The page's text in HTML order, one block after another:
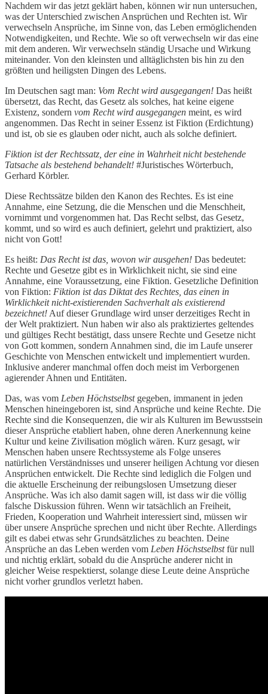
Nachdem wir das jetzt geklärt haben, können wir nun untersuchen,
was der Unterschied zwischen Ansprüchen und Rechten ist. Wir
verwechseln Ansprüche, im Sinne von, das Leben ermöglichenden
Notwendigkeiten, und Rechte. Wie so oft verwechseln wir das eine
mit dem anderen. Wir verwechseln ständig Ursache und Wirkung
miteinander. Von den kleinsten und alltäglichsten bis hin zu den
größten und heiligsten Dingen des Lebens.
Im Deutschen sagt man: Vom Recht wird ausgegangen! Das heißt
übersetzt, das Recht, das Gesetz als solches, hat keine eigene
Existenz, sondern vom Recht wird ausgegangen meint, es wird
angenommen. Das Recht in seiner Essenz ist Fiktion (Erdichtung)
und ist, ob sie es glauben oder nicht, auch als solche definiert.
Fiktion ist der Rechtssatz, der eine in Wahrheit nicht bestehende
Tatsache als bestehend behandelt! #Juristisches Wörterbuch,
Gerhard Körbler.
Diese Rechtssätze bilden den Kanon des Rechtes. Es ist eine
Annahme, eine Setzung, die die Menschen und die Menschheit,
vornimmt und vorgenommen hat. Das Recht selbst, das Gesetz,
kommt, und so wird es auch definiert, gelehrt und praktiziert, also
nicht von Gott!
Es heißt: Das Recht ist das, wovon wir ausgehen! Das bedeutet:
Rechte und Gesetze gibt es in Wirklichkeit nicht, sie sind eine
Annahme, eine Voraussetzung, eine Fiktion. Gesetzliche Definition
von Fiktion: Fiktion ist das Diktat des Rechtes, das einen in
Wirklichkeit nicht-existierenden Sachverhalt als existierend
bezeichnet! Auf dieser Grundlage wird unser derzeitiges Recht in
der Welt praktiziert. Nun haben wir also als praktiziertes geltendes
und gültiges Recht bestätigt, dass unsere Rechte und Gesetze nicht
von Gott kommen, sondern Annahmen sind, die im Laufe unserer
Geschichte von Menschen entwickelt und implementiert wurden.
Inklusive anderer manchmal offen doch meist im Verborgenen
agierender Ahnen und Entitäten.
Das, was vom Leben Höchstselbstgegeben, immanent in jeden
Menschen hineingeboren ist, sind Ansprüche und keine Rechte. Die
Rechte sind die Konsequenzen, die wir als Kulturen im Bewusstsein
dieser Ansprüche etabliert haben, ohne deren Anerkennung keine
Kultur und keine Zivilisation möglich wären. Kurz gesagt, wir
Menschen haben unsere Rechtssysteme als Folge unseres
natürlichen Verständnisses und unserer heiligen Achtung vor diesen
Ansprüchen entwickelt. Die Rechte sind lediglich die Folgen und
die aktuelle Erscheinung der reibungslosen Umsetzung dieser
Ansprüche. Was ich also damit sagen will, ist dass wir die völlig
falsche Diskussion führen. Wenn wir tatsächlich an Freiheit,
Frieden, Kooperation und Wahrheit interessiert sind, müssen wir
über unsere Ansprüche sprechen und nicht über Rechte. Allerdings
gilt es dabei etwas sehr Grundsätzliches zu beachten. Deine
Ansprüche an das Leben werden vom Leben Höchstselbstfür null
und nichtig erklärt, sobald du die Ansprüche anderer nicht in
gleicher Weise respektierst, solange diese Leute deine Ansprüche
nicht vorher grundlos verletzt haben.